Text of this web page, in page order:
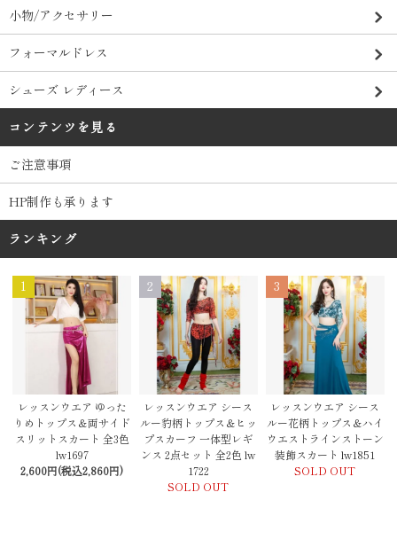
小物/アクセサリー
フォーマルドレス
シューズ レディース
コンテンツを見る
ご注意事項
HP制作も承ります
ランキング
1
レッスンウエア ゆった
りめトップス＆両サイド
スリットスカート 全3色
lw1697
2,600円(税込2,860円)
2
レッスンウエア シース
ルー豹柄トップス＆ヒッ
プスカーフ 一体型レギ
ンス 2点セット 全2色 lw
1722
SOLD OUT
3
レッスンウエア シース
ルー花柄トップス＆ハイ
ウエストラインストーン
装飾スカート lw1851
SOLD OUT